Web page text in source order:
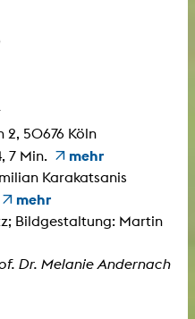
2, 50676 Köln
7 Min.
mehr
Karakatsanis
mehr
Bildgestaltung: Martin
Dr. Melanie Andernach